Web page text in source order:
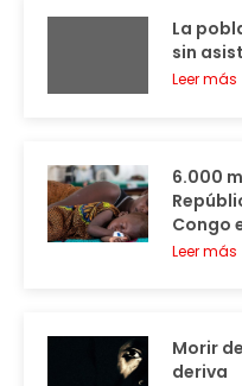
La
sin
Leer más
6.000
Congo
Leer más
Morir
deriva